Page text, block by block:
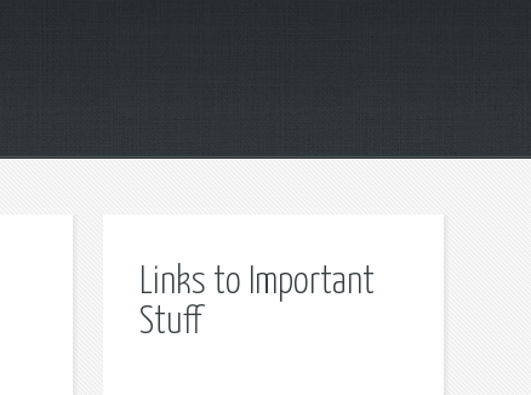
Links to Important
Stuff